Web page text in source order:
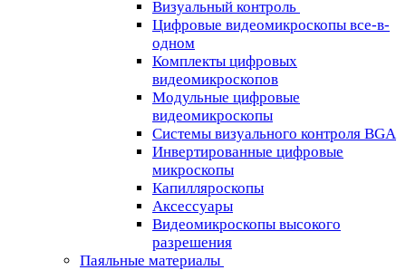
Визуальный контроль
Цифровые видеомикроскопы все-в-
одном
Комплекты цифровых
видеомикроскопов
Модульные цифровые
видеомикроскопы
Cистемы визуального контроля BGA
Инвертированные цифровые
микроскопы
Капилляроскопы
Аксессуары
Видеомикроскопы высокого
разрешения
Паяльные материалы